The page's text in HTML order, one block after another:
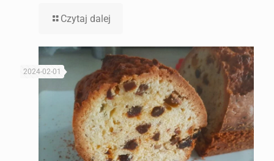
Czytaj dalej
2024-02-01